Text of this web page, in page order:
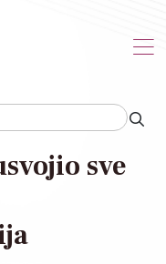
sve